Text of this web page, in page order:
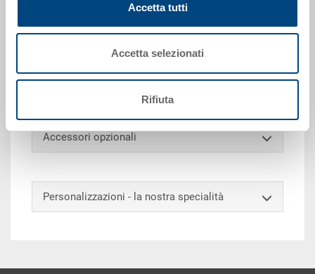
Accetta tutti
Accetta selezionati
Rifiuta
Grazie alla sua capacità di carico, il contenitore
impilabile RAKO è ideale per trasporto e stoccaggio.
impilato con o senza coperchio (dimensioni
contenitore compatibili con europallet). Infine, può
Accessori opzionali
Personalizzazioni - la nostra specialità